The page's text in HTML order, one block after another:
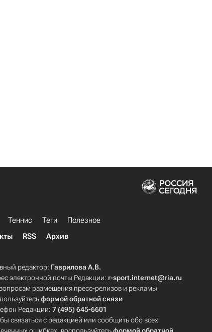
Теннис Теги
Полезное
RSS Архив
редактор: Гаврилова А.В.
электронной почты Редакции: r-sport.internet@ria.ru
размещения пресс-релизов и рекламы
формой обратной связи
Редакции:7 (495) 645-6601
связаться с редакцией или сообщить обо всех